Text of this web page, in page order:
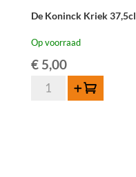
De Koninck Kriek 37,5cl
Op voorraad
€5,00
Toevoegen